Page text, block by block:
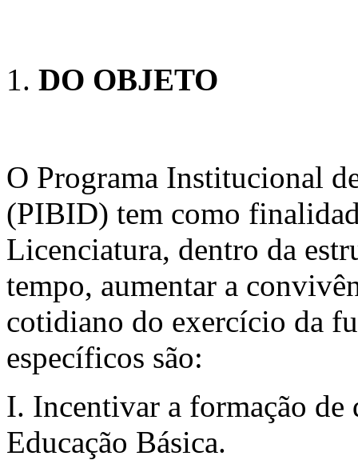
DO OBJETO
O Programa Institucional
(PIBID) tem como
Licenciatura, dentro da
tempo, aumentar a
cotidiano do exercício da
específicos são:
I. Incentivar a formação de
Educação Básica.